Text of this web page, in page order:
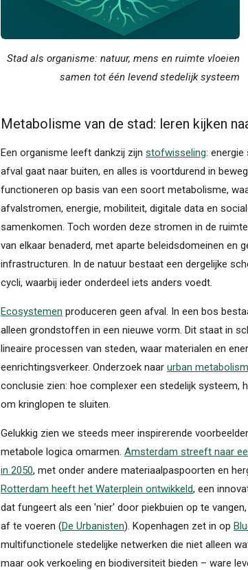
Stad als organisme: natuur, mens en ruimte vloeien
samen tot één levend stedelijk systeem
Metabolisme van de stad: leren kijken
Een organisme leeft dankzij zijn stofwisseling: energie
afval gaat naar buiten, en alles is voortdurend in
functioneren op basis van een soort metabolisme,
afvalstromen, energie, mobiliteit, digitale data en
samenkomen. Toch worden deze stromen in de
van elkaar benaderd, met aparte beleidsdomeinen en
infrastructuren. In de natuur bestaat een dergelijke
cycli, waarbij ieder onderdeel iets anders voedt.
Ecosystemen produceren geen afval. In een bos
alleen grondstoffen in een nieuwe vorm. Dit staat in
lineaire processen van steden, waar materialen en
eenrichtingsverkeer. Onderzoek naar urban metabolism
conclusie zien: hoe complexer een stedelijk systeem,
om kringlopen te sluiten.
Gelukkig zien we steeds meer inspirerende
metabole logica omarmen. Amsterdam streeft naar
in 2050, met onder andere materiaalpaspoorten en
Rotterdam heeft het Waterplein ontwikkeld, een
dat fungeert als een 'nier' door piekbuien op te
af te voeren (De Urbanisten). Kopenhagen zet in op
multifunctionele stedelijke netwerken die niet alleen
maar ook verkoeling en biodiversiteit bieden – ware